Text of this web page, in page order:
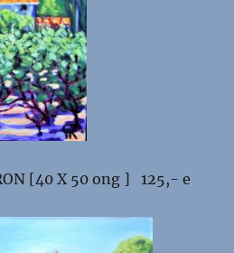
[40 X 50 ong ] 125,- e